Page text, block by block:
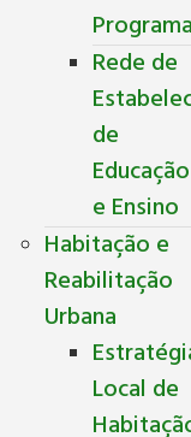
Rede de
de
Educação
e Ensino
Habitação e
Reabilitação
Urbana
Local de